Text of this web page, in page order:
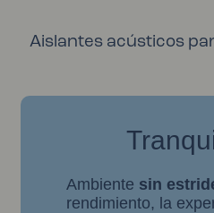
Aislantes acústicos
Ambiente sin
rendimiento, la